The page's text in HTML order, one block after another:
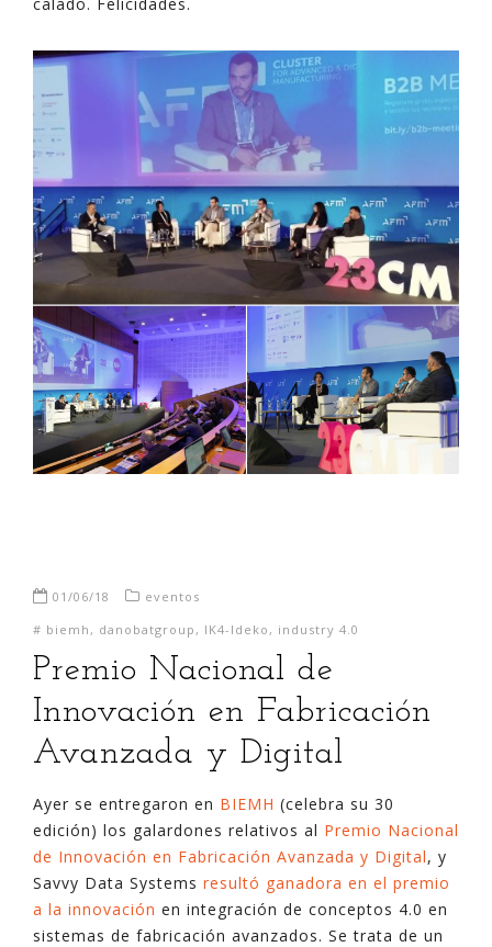
01/06/18
eventos
# biemh , danobatgroup , IK4-Ideko , industry 4.0
Premio Nacional de
Innovación en Fabricación
Avanzada y Digital
Ayer se entregaron en BIEMH (celebra su 30
edición) los galardones relativos al Premio Nacional
de Innovación en Fabricación Avanzada y Digital, y
Savvy Data Systems resultó ganadora en el premio
a la innovación en integración de conceptos 4.0 en
sistemas de fabricación avanzados. Se trata de un